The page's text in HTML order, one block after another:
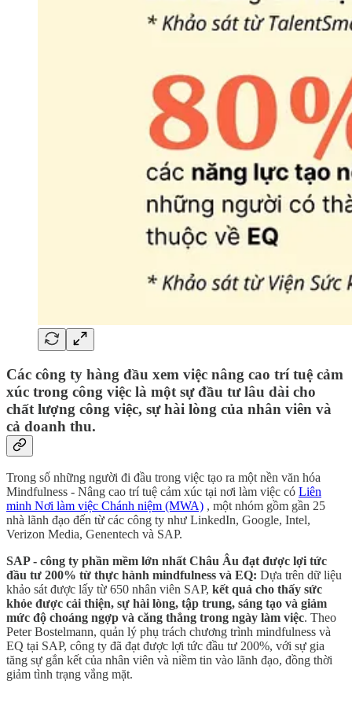
Các công ty hàng đầu xem việc nâng cao trí tuệ cảm
xúc trong công việc là một sự đầu tư lâu dài cho
chất lượng công việc, sự hài lòng của nhân viên và
cả doanh thu.
Trong số những người đi đầu trong việc tạo ra một nền văn hóa
Mindfulness - Nâng cao trí tuệ cảm xúc tại nơi làm việc có Liên
minh Nơi làm việc Chánh niệm (MWA) , một nhóm gồm gần 25
nhà lãnh đạo đến từ các công ty như LinkedIn, Google, Intel,
Verizon Media, Genentech và SAP.
SAP - công ty phần mềm lớn nhất Châu Âu đạt được lợi tức
đầu tư 200% từ thực hành mindfulness và EQ: Dựa trên dữ liệu
khảo sát được lấy từ 650 nhân viên SAP, kết quả cho thấy sức
khỏe được cải thiện, sự hài lòng, tập trung, sáng tạo và giảm
mức độ choáng ngợp và căng thẳng trong ngày làm việc. Theo
Peter Bostelmann, quản lý phụ trách chương trình mindfulness và
EQ tại SAP, công ty đã đạt được lợi tức đầu tư 200%, với sự gia
tăng sự gắn kết của nhân viên và niềm tin vào lãnh đạo, đồng thời
giảm tình trạng vắng mặt.